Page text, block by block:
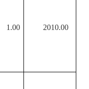
1.00 2010.00